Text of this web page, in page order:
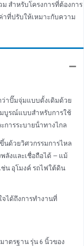
สําหรับโครงการที่ต้องการ
าที่ปรับให้เหมาะกับความ
ว่าปั๊มจุ่มแบบดั้งเดิมด้วย
บูรณ์แบบสําหรับการใช้
การระบายน้ําทางไกล
นด้วยวิศวกรรมการไหล
ลังและเชื่อถือได้ — แม้
น อุโมงค์ รถไฟใต้ดิน
ได้ถึงการทํางานที่
าตรฐาน รุ่น 6 นิ้วของ